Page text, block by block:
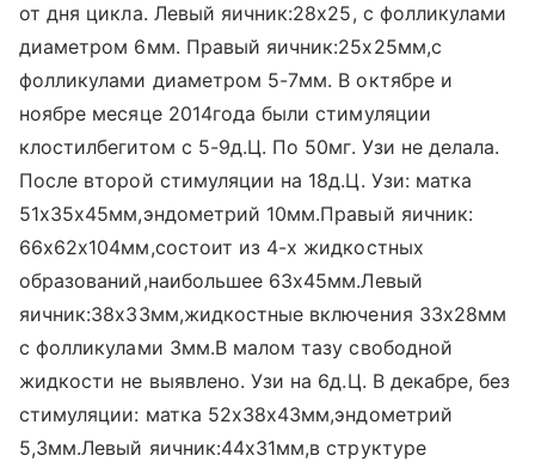
от дня цикла. Левый яичник:28x25, с фолликулами
диаметром 6мм. Правый яичник:25x25мм,с
фолликулами диаметром 5-7мм. В октябре и
ноябре месяце 2014года были стимуляции
клостилбегитом с 5-9д.Ц. По 50мг. Узи не делала.
После второй стимуляции на 18д.Ц. Узи: матка
51x35x45мм,эндометрий 10мм.Правый яичник:
66x62x104мм,состоит из 4-х жидкостных
образований,наибольшее 63x45мм.Левый
яичник:38x33мм,жидкостные включения 33x28мм
с фолликулами 3мм.В малом тазу свободной
жидкости не выявлено. Узи на 6д.Ц. В декабре, без
стимуляции: матка 52x38x43мм,эндометрий
5,3мм.Левый яичник:44x31мм,в структуре